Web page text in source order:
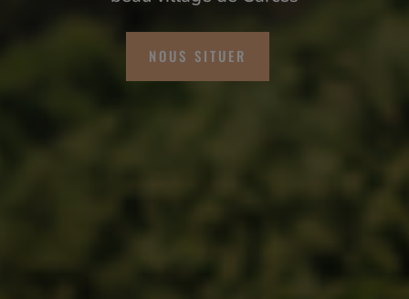
NOUS SITUER